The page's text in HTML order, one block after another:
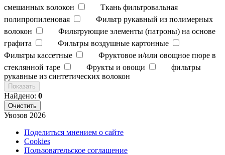
смешанных волокон
Ткань фильтровальная
полипропиленовая
Фильтр рукавный из полимерных
волокон
Фильтрующие элементы (патроны) на основе
графита
Фильтры воздушные картонные
Фильтры кассетные
Фруктовое и/или овощное пюре в
стеклянной таре
Фрукты и овощи
фильтры
рукавные из синтетических волокон
Показать
Найдено: 0
Очистить
Увозов 2026
Поделиться мнением о сайте
Cookies
Пользовательское соглашение